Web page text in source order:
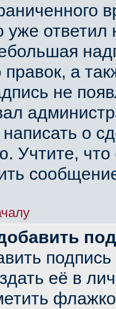
уже
правок, а
не
написать о
Учтите,
её в